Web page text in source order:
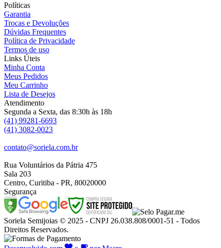
Políticas
Garantia
Trocas e Devoluções
Dúvidas Frequentes
Política de Privacidade
Termos de uso
Links Úteis
Minha Conta
Meus Pedidos
Meu Carrinho
Lista de Desejos
Atendimento
Segunda a Sexta, das 8:30h às 18h
(41) 99281-6693
(41) 3082-0023
contato@soriela.com.br
Rua Voluntários da Pátria 475
Sala 203
Centro, Curitiba - PR, 80020000
Segurança
Soriela Semijoias © 2025 - CNPJ 26.038.808/0001-51 - Todos
Direitos Reservados.